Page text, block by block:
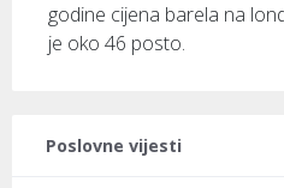
godine cijena barela na
je oko 46 posto.
Poslovne vijesti